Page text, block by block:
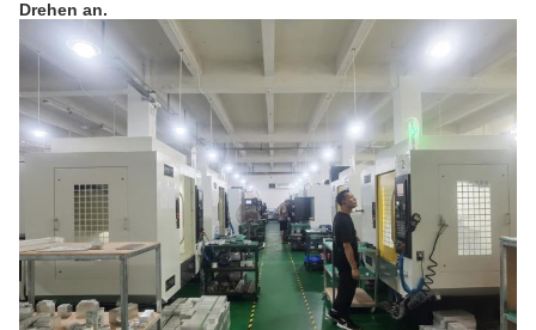
Drehen an.